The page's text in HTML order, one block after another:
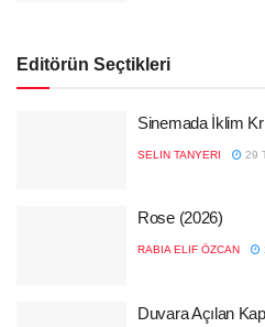
Editörün Seçtikleri
Sinemada İklim
SELIN TANYERI 29
Rose (2026)
RABIA ELIF ÖZCAN
Duvara Açılan